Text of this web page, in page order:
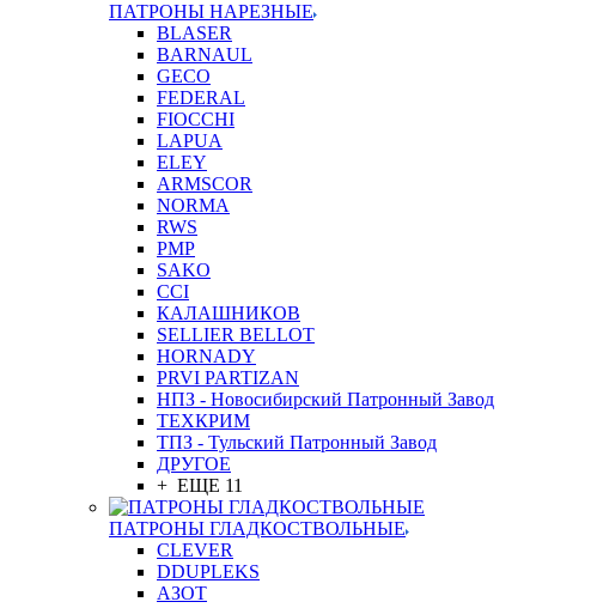
ПАТРОНЫ НАРЕЗНЫЕ
BLASER
BARNAUL
GEСO
FEDERAL
FIOCCHI
LAPUA
ELEY
ARMSCOR
NORMA
RWS
PMP
SAKO
CCI
КАЛАШНИКОВ
SELLIER BELLOT
HORNADY
PRVI PARTIZAN
НПЗ - Новосибирский Патронный Завод
ТЕХКРИМ
ТПЗ - Тульский Патронный Завод
ДРУГОЕ
+ ЕЩЕ 11
ПАТРОНЫ ГЛАДКОСТВОЛЬНЫЕ
CLEVER
DDUPLEKS
АЗОТ